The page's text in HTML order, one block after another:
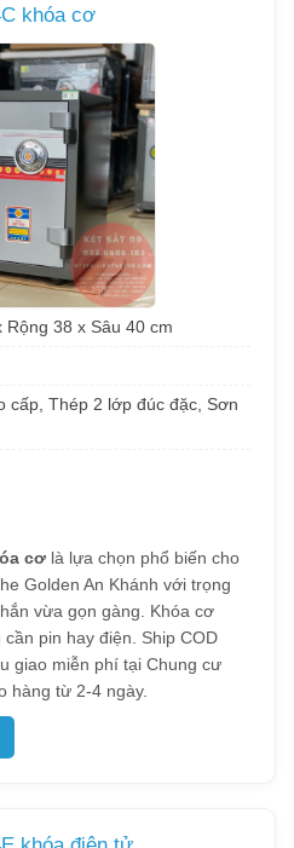
khóa cơ
Rộng 38 x Sâu 40 cm
cấp, Thép 2 lớp đúc đặc, Sơn
cơ là lựa chọn phổ biến cho
Golden An Khánh với trọng
vừa gọn gàng. Khóa cơ
pin hay điện. Ship COD
giao miễn phí tại Chung cư
hàng từ 2-4 ngày.